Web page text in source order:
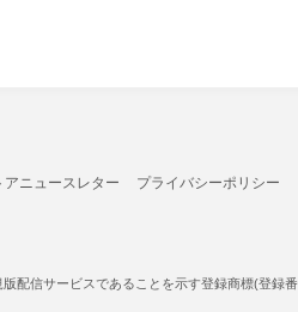
アニュースレター プライバシーポリシー
配信サービスであることを示す登録商標(登録